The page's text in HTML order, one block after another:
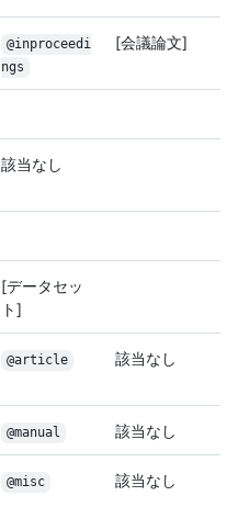
@inproceedi
ngs
[会議論文]
該当なし
[データセッ
ト]
@article 該当なし
@manual 該当なし
@misc 該当なし